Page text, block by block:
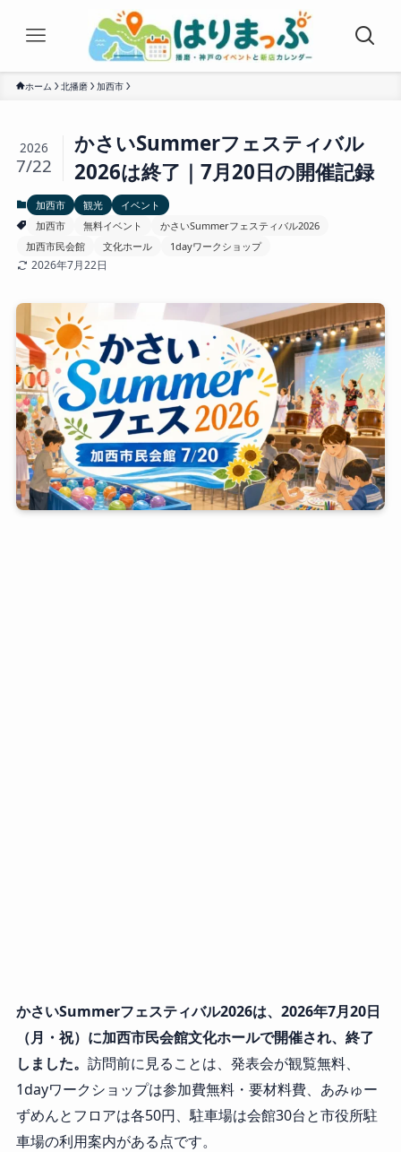
ホーム 北播磨 加西市
かさいSummerフェスティバル
2026は終了｜7月20日の開催記録
2026
7/22
加西市 観光
イベント
加西市
無料イベント
かさいSummerフェスティバル2026
加西市民会館
文化ホール 1dayワークショップ
2026年7月22日
かさいSummerフェスティバル2026は、2026年7月20日
（月・祝）に加西市民会館文化ホールで開催され、終了
しました。 訪問前に見ることは、発表会が観覧無料、
1dayワークショップは参加費無料・要材料費、あみゅー
ずめんとフロアは各50円、駐車場は会館30台と市役所駐
車場の利用案内がある点です。